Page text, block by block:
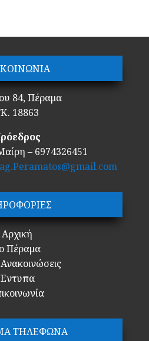
84, Πέραμα
18863
– 6974326451
Αρχική
Πέραμα
ΤΗΛΕΦΩΝΑ